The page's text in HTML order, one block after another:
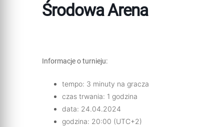
Środowa Arena
Informacje o turnieju:
tempo: 3 minuty na gracza
czas trwania: 1 godzina
data: 24.04.2024
godzina: 20:00 (UTC+2)